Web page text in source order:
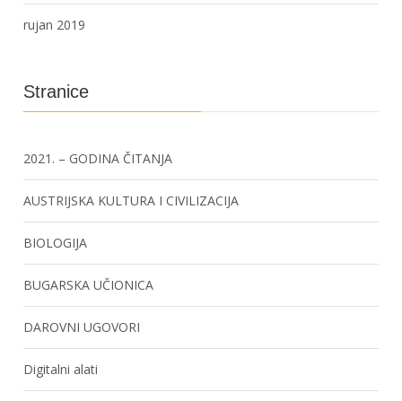
rujan 2019
Stranice
2021. – GODINA ČITANJA
AUSTRIJSKA KULTURA I CIVILIZACIJA
BIOLOGIJA
BUGARSKA UČIONICA
DAROVNI UGOVORI
Digitalni alati